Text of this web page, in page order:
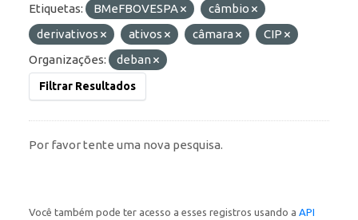
Etiquetas:
BMeFBOVESPA
câmbio
derivativos
ativos câmara
CIP
Organizações:
deban
Filtrar Resultados
Por favor tente uma nova pesquisa.
Você também pode ter acesso a esses registros usando a API